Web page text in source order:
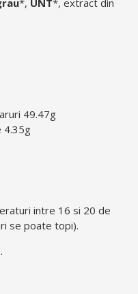
*, UNT*, extract din
49.47g
4.35g
intre 16 si 20 de
se poate topi).